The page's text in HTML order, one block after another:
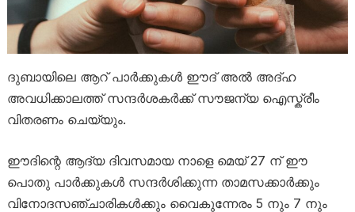
ദുബായിലെ ആറ് പാർക്കുകൾ ഈദ് അൽ അദ്ഹ
അവധിക്കാലത്ത് സന്ദർശകർക്ക് സൗജന്യ ഐസ്ക്രീം
വിതരണം ചെയ്യും.
ഈദിന്റെ ആദ്യ ദിവസമായ നാളെ മെയ് 27 ന് ഈ
പൊതു പാർക്കുകൾ സന്ദർശിക്കുന്ന താമസക്കാർക്കും
വിനോദസഞ്ചാരികൾക്കും വൈകുന്നേരം 5 നും 7 നും